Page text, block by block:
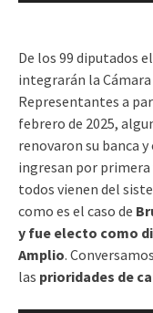
De los 99 diputados
integrarán la Cámara
Representantes a
febrero de 2025,
renovaron su banca
ingresan por primera
todos vienen del
como es el caso de
y fue electo como
Amplio.
las prioridades de